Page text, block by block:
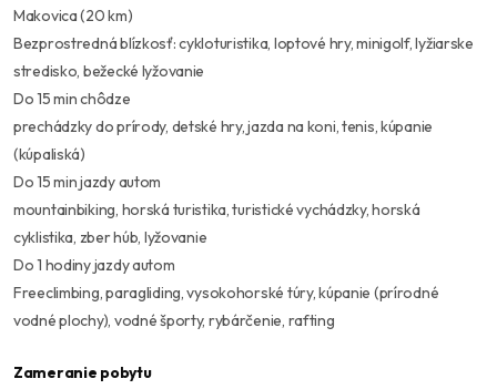
Makovica (20 km)
Bezprostredná blízkosť: cykloturistika, loptové hry, minigolf, lyžiarske
stredisko, bežecké lyžovanie
Do 15 min chôdze
prechádzky do prírody, detské hry, jazda na koni, tenis, kúpanie
(kúpaliská)
Do 15 min jazdy autom
mountainbiking, horská turistika, turistické vychádzky, horská
cyklistika, zber húb, lyžovanie
Do 1 hodiny jazdy autom
Freeclimbing, paragliding, vysokohorské túry, kúpanie (prírodné
vodné plochy), vodné športy, rybárčenie, rafting
Zameranie pobytu